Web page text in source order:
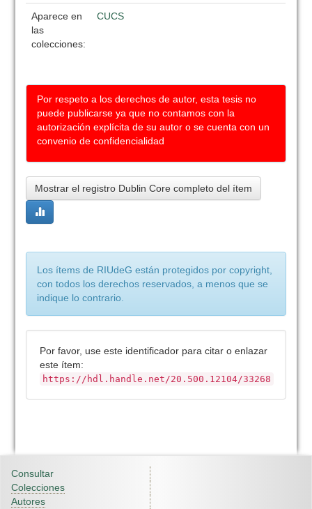
Aparece en
las
colecciones:
CUCS
Por respeto a los derechos de autor, esta tesis no
puede publicarse ya que no contamos con la
autorización explícita de su autor o se cuenta con un
convenio de confidencialidad
Mostrar el registro Dublin Core completo del ítem
Los ítems de RIUdeG están protegidos por copyright,
con todos los derechos reservados, a menos que se
indique lo contrario.
Por favor, use este identificador para citar o enlazar
este ítem:
https://hdl.handle.net/20.500.12104/33268
Consultar
Colecciones
Autores